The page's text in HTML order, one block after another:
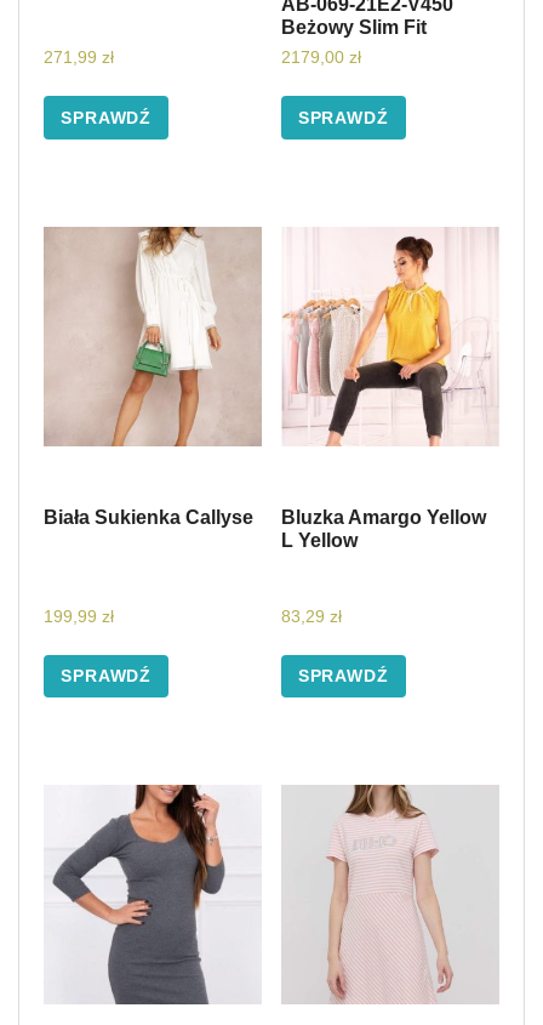
271,99 zł
SPRAWDŹ
AB-069-21E2-V450
Beżowy Slim Fit
2179,00 zł
SPRAWDŹ
Biała Sukienka Callyse
199,99 zł
SPRAWDŹ
Bluzka Amargo Yellow
L Yellow
83,29 zł
SPRAWDŹ